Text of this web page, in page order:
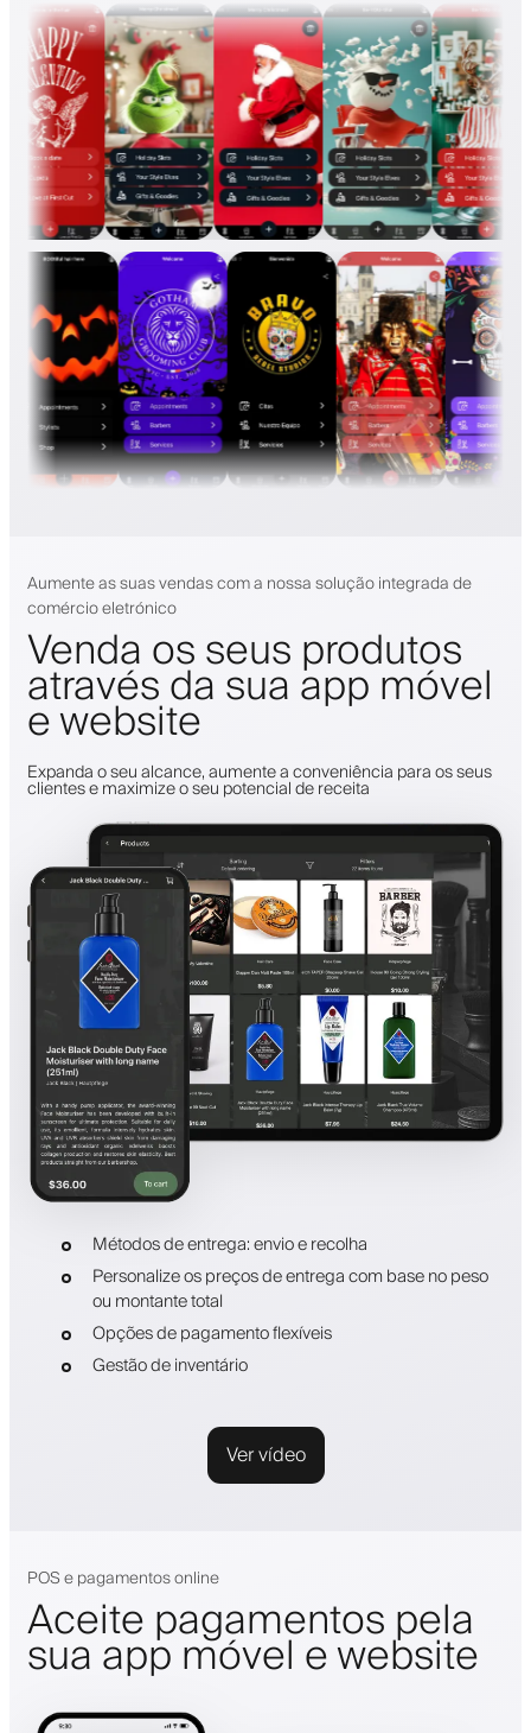
Aumente as suas vendas com a nossa solução integrada de
comércio eletrónico
Venda os seus produtos
através da sua app móvel
e website
Expanda o seu alcance, aumente a conveniência para os seus
clientes e maximize o seu potencial de receita
Métodos de entrega: envio e recolha
Personalize os preços de entrega com base no peso
ou montante total
Opções de pagamento flexíveis
Gestão de inventário
Ver vídeo
POS e pagamentos online
Aceite pagamentos pela
sua app móvel e website